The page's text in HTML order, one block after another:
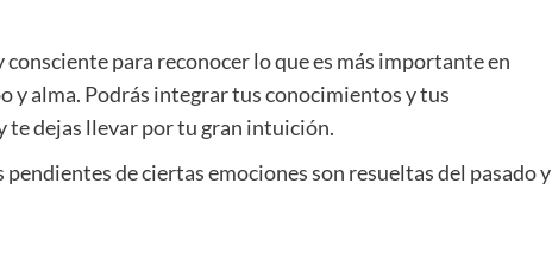
para reconocer lo que es más importante en
y alma. Podrás integrar tus conocimientos y tus
te dejas llevar por tu gran intuición.
de ciertas emociones son resueltas del pasado y